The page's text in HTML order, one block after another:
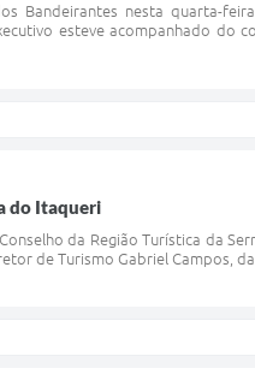
Bandeirantes nesta quarta-
esteve acompanhado do
do Itaqueri
da Região Turística da
de Turismo Gabriel Campos, da